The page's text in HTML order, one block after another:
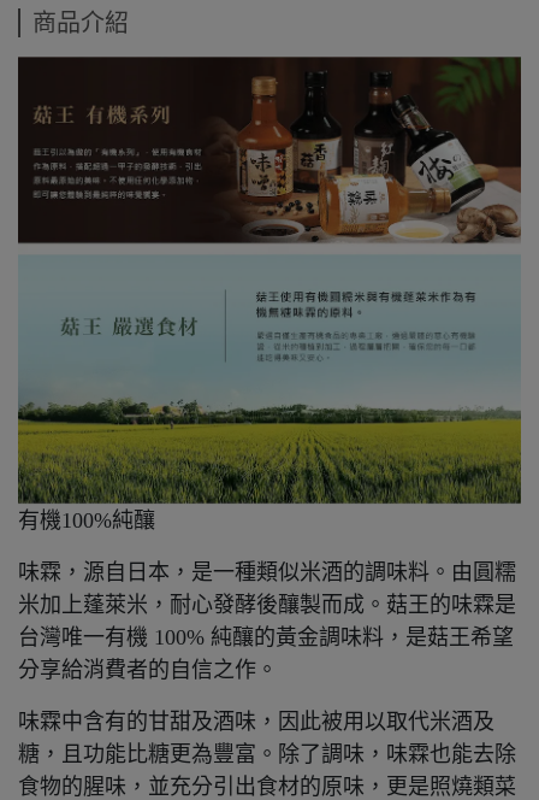
商品介紹
有機100%純釀
味霖，源自日本，是一種類似米酒的調味料。由圓糯
米加上蓬萊米，耐心發酵後釀製而成。菇王的味霖是
台灣唯一有機 100% 純釀的黃金調味料，是菇王希望
分享給消費者的自信之作。
味霖中含有的甘甜及酒味，因此被用以取代米酒及
糖，且功能比糖更為豐富。除了調味，味霖也能去除
食物的腥味，並充分引出食材的原味，更是照燒類菜